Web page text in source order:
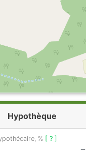
Hypothèque
% [ ? ]